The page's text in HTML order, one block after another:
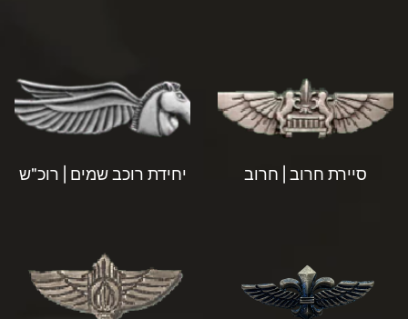
סיירת חרוב | חרוב יחידת רוכב שמים | רוכ"ש